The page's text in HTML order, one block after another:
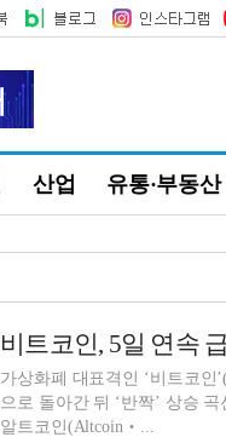
산업 유통·부동산
비트코인, 5일 연속
가상화폐 대표격인 ‘비트코
으로 돌아간 뒤 ‘반짝’ 상승
알트코인(Altcoin‧...